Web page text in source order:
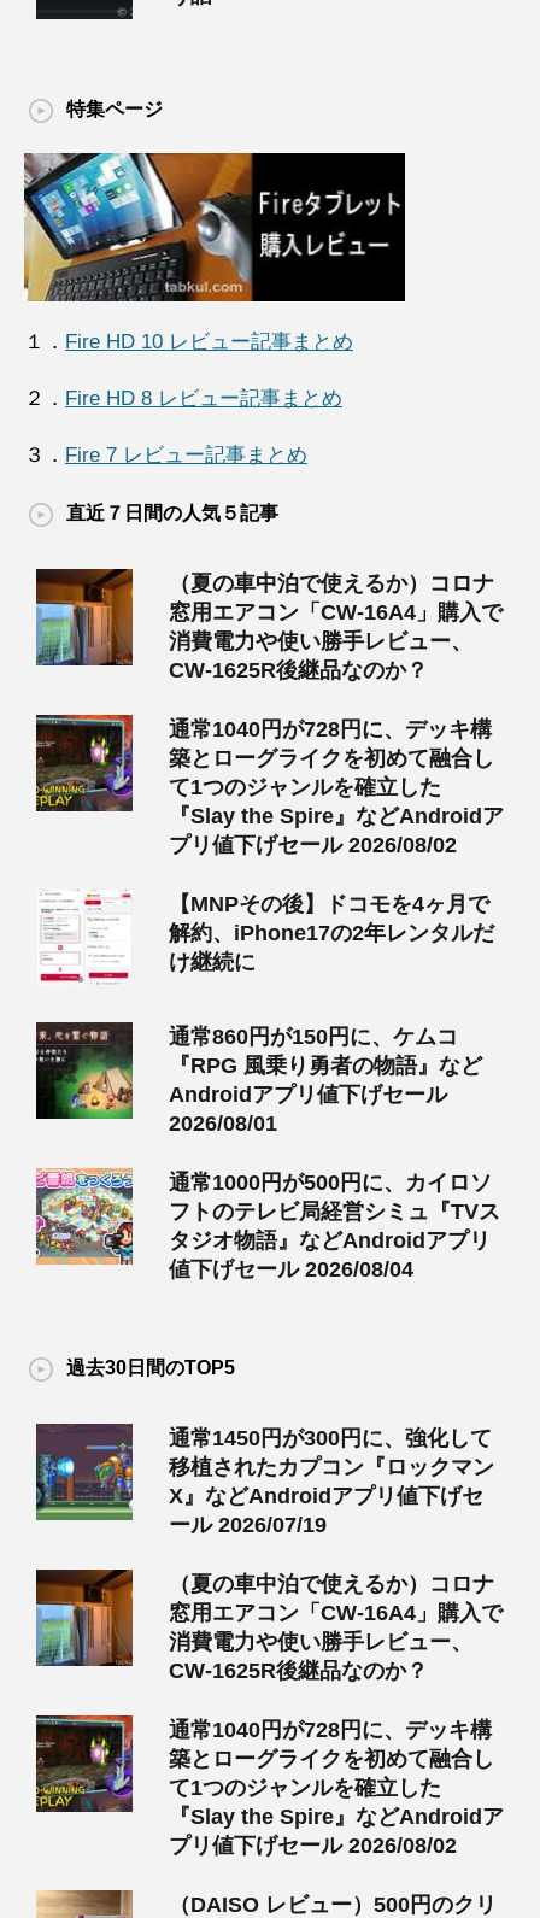
特集ページ
１． Fire HD 10 レビュー記事まとめ
２． Fire HD 8 レビュー記事まとめ
３． Fire 7 レビュー記事まとめ
直近７日間の人気５記事
（夏の車中泊で使えるか）コロナ
窓用エアコン「CW-16A4」購入で
消費電力や使い勝手レビュー、
CW-1625R後継品なのか？
通常1040円が728円に、デッキ構
築とローグライクを初めて融合し
て1つのジャンルを確立した
『Slay the Spire』などAndroidア
プリ値下げセール 2026/08/02
【MNPその後】ドコモを4ヶ月で
解約、iPhone17の2年レンタルだ
け継続に
通常860円が150円に、ケムコ
『RPG 風乗り勇者の物語』など
Androidアプリ値下げセール
2026/08/01
通常1000円が500円に、カイロソ
フトのテレビ局経営シミュ『TVス
タジオ物語』などAndroidアプリ
値下げセール 2026/08/04
過去30日間のTOP5
通常1450円が300円に、強化して
移植されたカプコン『ロックマン
X』などAndroidアプリ値下げセ
ール 2026/07/19
（夏の車中泊で使えるか）コロナ
窓用エアコン「CW-16A4」購入で
消費電力や使い勝手レビュー、
CW-1625R後継品なのか？
通常1040円が728円に、デッキ構
築とローグライクを初めて融合し
て1つのジャンルを確立した
『Slay the Spire』などAndroidア
プリ値下げセール 2026/08/02
（DAISO レビュー）500円のクリ